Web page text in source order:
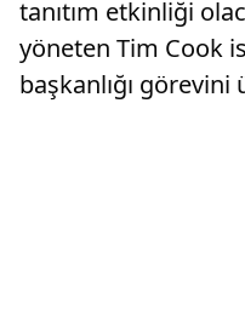
tanıtım etkinliği
yöneten Tim Cook
başkanlığı görevini